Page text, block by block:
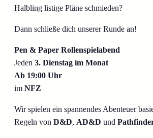
Halbling listige Pläne schmieden?
Dann schließe dich unserer Runde an!
Pen & Paper Rollenspielabend
Jeden 3. Dienstag im Monat
Ab 19:00 Uhr
im NFZ
Wir spielen ein spannendes Abenteuer
Regeln von D&D, AD&D und